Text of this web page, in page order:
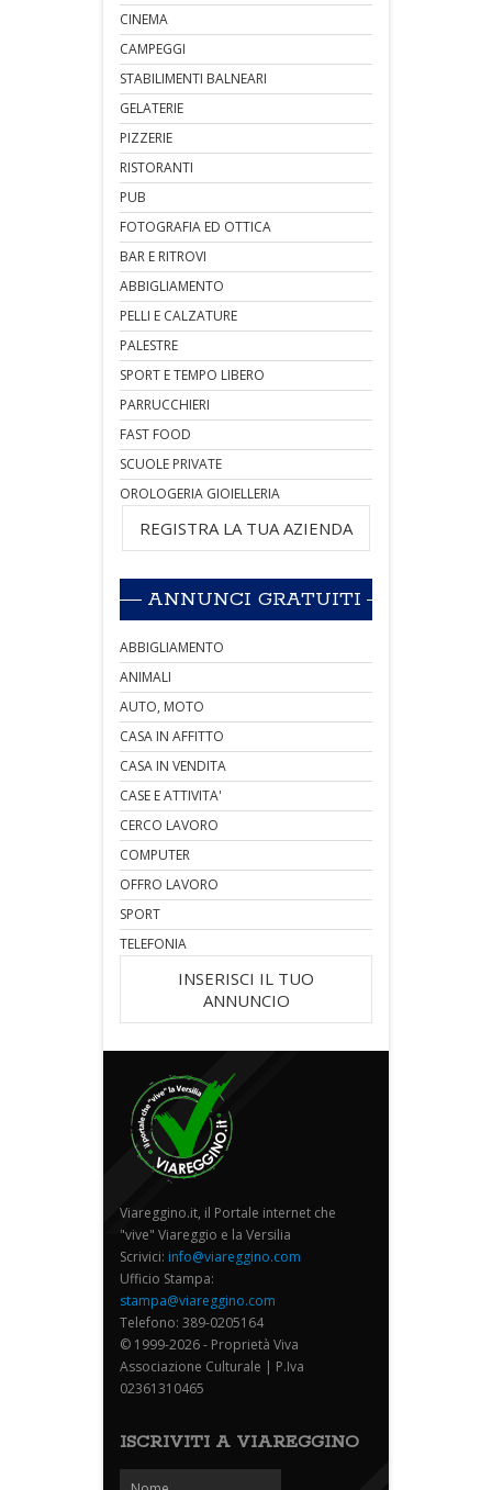
CINEMA
CAMPEGGI
STABILIMENTI BALNEARI
GELATERIE
PIZZERIE
RISTORANTI
PUB
FOTOGRAFIA ED OTTICA
BAR E RITROVI
ABBIGLIAMENTO
PELLI E CALZATURE
PALESTRE
SPORT E TEMPO LIBERO
PARRUCCHIERI
FAST FOOD
SCUOLE PRIVATE
OROLOGERIA GIOIELLERIA
REGISTRA LA TUA AZIENDA
ANNUNCI GRATUITI
ABBIGLIAMENTO
ANIMALI
AUTO, MOTO
CASA IN AFFITTO
CASA IN VENDITA
CASE E ATTIVITA'
CERCO LAVORO
COMPUTER
OFFRO LAVORO
SPORT
TELEFONIA
INSERISCI IL TUO
ANNUNCIO
Viareggino.it, il Portale internet che
"vive" Viareggio e la Versilia
Scrivici: info@viareggino.com
Ufficio Stampa:
stampa@viareggino.com
Telefono: 389-0205164
© 1999-2026 - Proprietà Viva
Associazione Culturale | P.Iva
02361310465
ISCRIVITI A VIAREGGINO